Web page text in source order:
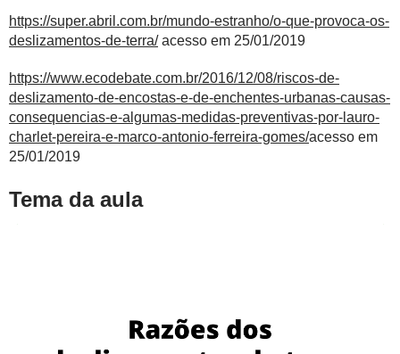
https://super.abril.com.br/mundo-estranho/o-que-provoca-os-
deslizamentos-de-terra/acesso em 25/01/2019
https://www.ecodebate.com.br/2016/12/08/riscos-de-
deslizamento-de-encostas-e-de-enchentes-urbanas-causas-
consequencias-e-algumas-medidas-preventivas-por-lauro-
charlet-pereira-e-marco-antonio-ferreira-gomes/acesso em
25/01/2019
Tema da aula